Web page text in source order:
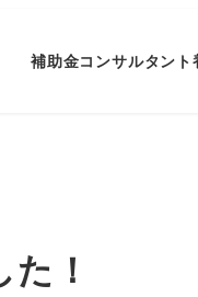
補助金コンサルタント
！